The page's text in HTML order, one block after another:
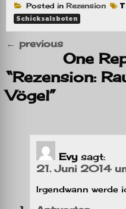
Posted in Rezension
Schicksalsboten
← previous
One
“Rezension:
Vögel”
Evy sagt:
21. Juni 2014
Irgendwann werde